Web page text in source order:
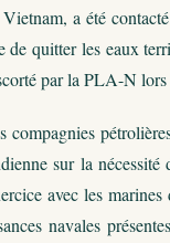
a été
de quitter les eaux
par la PLA-N lors
compagnies
sur la
avec les
navales